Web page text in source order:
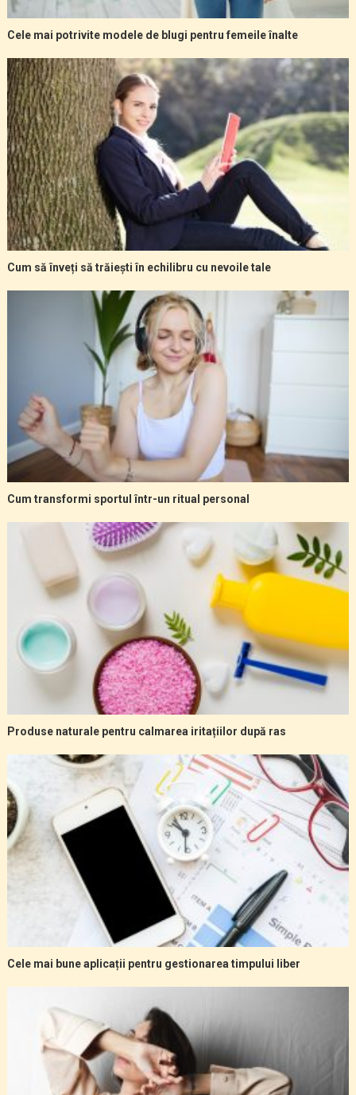
Cele mai potrivite modele de blugi pentru femeile înalte
Cum să înveți să trăiești în echilibru cu nevoile tale
Cum transformi sportul într-un ritual personal
Produse naturale pentru calmarea iritațiilor după ras
Cele mai bune aplicații pentru gestionarea timpului liber